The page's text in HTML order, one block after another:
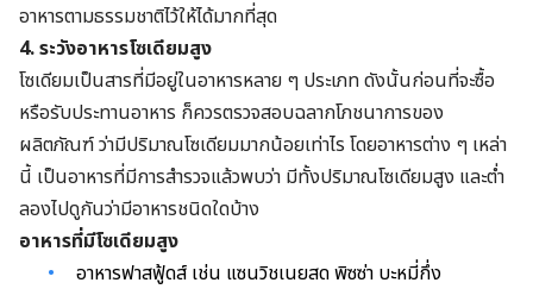
อาหารตามธรรมชาติไว้ให้ได้มากที่สุด
4. ระวังอาหารโซเดียมสูง
โซเดียมเป็นสารที่มีอยู่ในอาหารหลาย ๆ ประเภท ดังนั้นก่อนที่จะซื้อ
หรือรับประทานอาหาร ก็ควรตรวจสอบฉลากโภชนาการของ
ผลิตภัณฑ์ ว่ามีปริมาณโซเดียมมากน้อยเท่าไร โดยอาหารต่าง ๆ เหล่า
นี้ เป็นอาหารที่มีการสำรวจแล้วพบว่า มีทั้งปริมาณโซเดียมสูง และต่ำ
ลองไปดูกันว่ามีอาหารชนิดใดบ้าง
อาหารที่มีโซเดียมสูง
อาหารฟาสฟู้ดส์ เช่น แซนวิชเนยสดพิซซ่า บะหมี่กึ่ง